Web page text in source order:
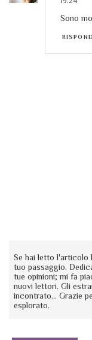
Sono
Se hai letto l'articolo
tuo passaggio.
tue opinioni; mi fa
nuovi lettori. Gli
incontrato... Grazie
esplorato.